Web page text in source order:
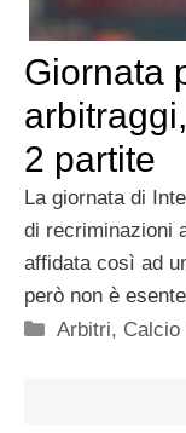
Giornata
2 partite
La giornata di
di recriminazioni
affidata così ad
però non è
Categorie
Arbitri, Calcio